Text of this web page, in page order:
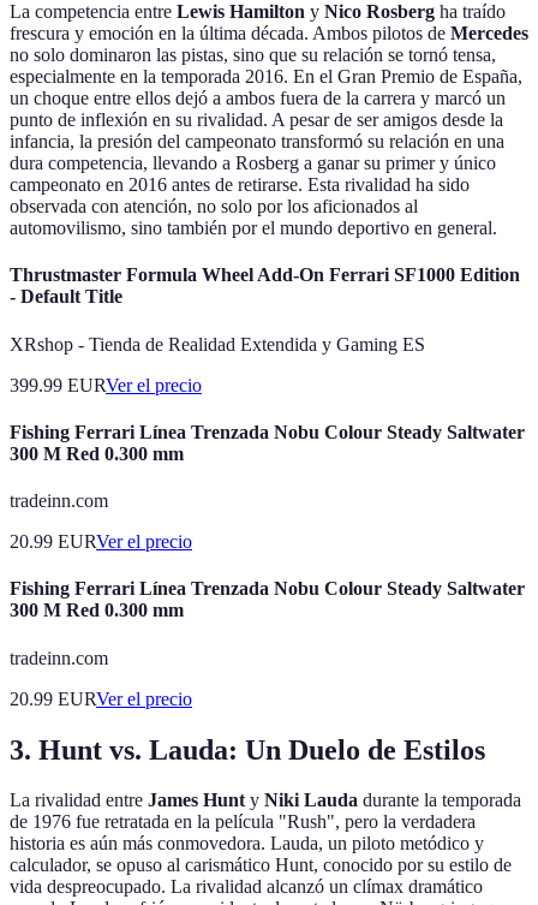
La competencia entre Lewis Hamilton y Nico Rosberg ha traído
frescura y emoción en la última década. Ambos pilotos de Mercedes
no solo dominaron las pistas, sino que su relación se tornó tensa,
especialmente en la temporada 2016. En el Gran Premio de España,
un choque entre ellos dejó a ambos fuera de la carrera y marcó un
punto de inflexión en su rivalidad. A pesar de ser amigos desde la
infancia, la presión del campeonato transformó su relación en una
dura competencia, llevando a Rosberg a ganar su primer y único
campeonato en 2016 antes de retirarse. Esta rivalidad ha sido
observada con atención, no solo por los aficionados al
automovilismo, sino también por el mundo deportivo en general.
Thrustmaster Formula Wheel Add-On Ferrari SF1000 Edition
- Default Title
XRshop - Tienda de Realidad Extendida y Gaming ES
399.99 EURVer el precio
Fishing Ferrari Línea Trenzada Nobu Colour Steady Saltwater
300 M Red 0.300 mm
tradeinn.com
20.99 EURVer el precio
Fishing Ferrari Línea Trenzada Nobu Colour Steady Saltwater
300 M Red 0.300 mm
tradeinn.com
20.99 EURVer el precio
3. Hunt vs. Lauda: Un Duelo de Estilos
La rivalidad entre James Hunty Niki Lauda durante la temporada
de 1976 fue retratada en la película "Rush", pero la verdadera
historia es aún más conmovedora. Lauda, un piloto metódico y
calculador, se opuso al carismático Hunt, conocido por su estilo de
vida despreocupado. La rivalidad alcanzó un clímax dramático